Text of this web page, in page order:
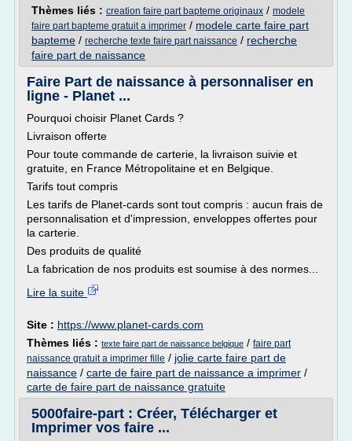
Thèmes liés : creation faire part bapteme originaux / modele
faire part bapteme gratuit a imprimer / modele carte faire part
bapteme / recherche texte faire part naissance / recherche
faire part de naissance
Faire Part de naissance à personnaliser en
ligne - Planet ...
Pourquoi choisir Planet Cards ?
Livraison offerte
Pour toute commande de carterie, la livraison suivie et
gratuite, en France Métropolitaine et en Belgique.
Tarifs tout compris
Les tarifs de Planet-cards sont tout compris : aucun frais de
personnalisation et d'impression, enveloppes offertes pour
la carterie.
Des produits de qualité
La fabrication de nos produits est soumise à des normes...
Lire la suite
Site : https://www.planet-cards.com
Thèmes liés : texte faire part de naissance belgique / faire part
naissance gratuit a imprimer fille / jolie carte faire part de
naissance / carte de faire part de naissance a imprimer /
carte de faire part de naissance gratuite
5000faire-part : Créer, Télécharger et
Imprimer vos faire ...